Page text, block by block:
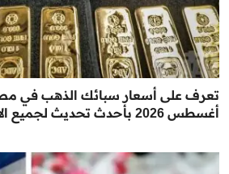
أغسطس 2026 بأحدث تحديث لجميع الأوزان